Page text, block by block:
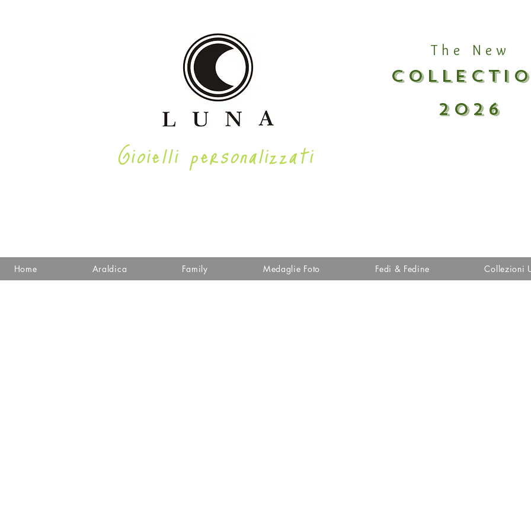
The New
2026
Gioielli personalizzati
Home Araldica Family Medaglie Foto Fedi & Fedine Collezioni